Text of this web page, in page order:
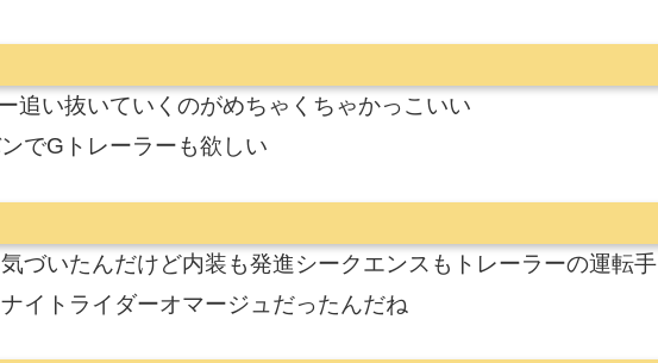
追い抜いていくのがめちゃくちゃかっこいい
でGトレーラーも欲しい
づいたんだけど内装も発進シークエンスもトレーラーの運転手
イトライダーオマージュだったんだね